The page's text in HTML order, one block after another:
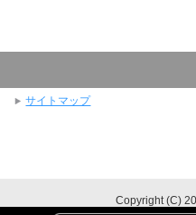
サイトマップ
Copyright (C)